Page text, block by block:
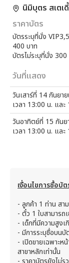
นิมิบุตร สเตเ
ราคาบัตร
บัตรระบุที่นั่ง
400 บาท
บัตรไม่ระบุที่นั่ง 300
วันที่แสดง
วันเสาร์ที่ 14 กันยา
เวลา 13:00 น. และ
วันอาทิตย์ที่ 15 กัน
เวลา 13:00 น. และ
เงื่อนไขการซื้อบัต
- ลูกค้า 1 ท่าน สา
- ตั๋ว 1 ใบสามารถ
- เด็กที่มีความสูง
- มีการระบุชื่อบน
- เปิดขายเฉพาะห
สาขาหลักเท่านั้น